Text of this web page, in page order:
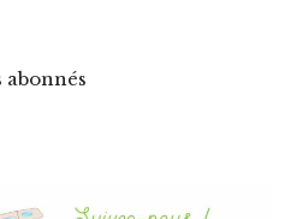
abonnés